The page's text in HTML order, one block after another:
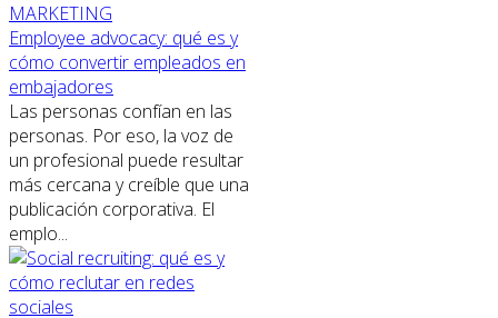
MARKETING
Employee advocacy: qué es y
cómo convertir empleados en
embajadores
Las personas confían en las
personas. Por eso, la voz de
un profesional puede resultar
más cercana y creíble que una
publicación corporativa. El
emplo...